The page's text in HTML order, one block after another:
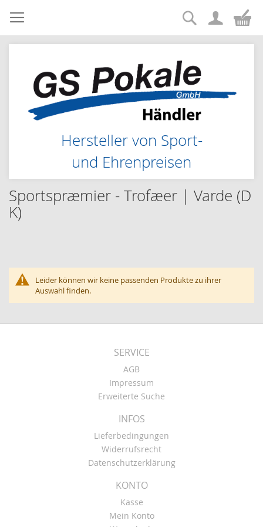
Zum
Inhalt
springen
Hersteller von Sport-
und Ehrenpreisen
Suche
Sportspræmier - Trofæer | Varde (D
K)
Leider können wir keine passenden Produkte zu ihrer
Auswahl finden.
SERVICE
AGB
Impressum
Erweiterte Suche
INFOS
Lieferbedingungen
Widerrufsrecht
Datenschutzerklärung
KONTO
Kasse
Mein Konto